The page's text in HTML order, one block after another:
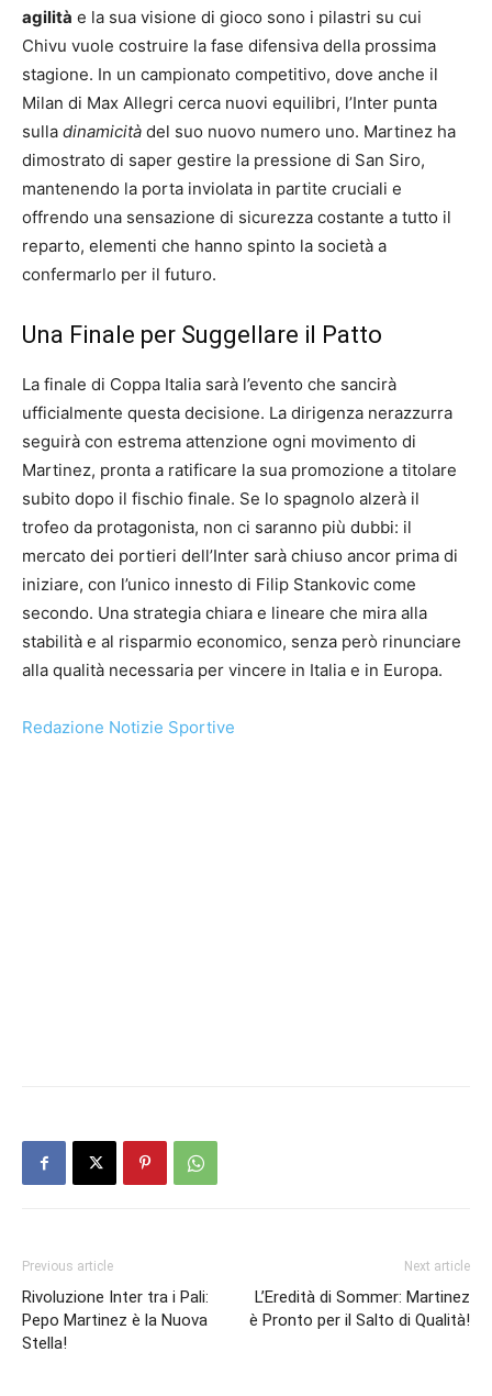
agilità e la sua visione di gioco sono i pilastri su cui
Chivu vuole costruire la fase difensiva della prossima
stagione. In un campionato competitivo, dove anche il
Milan di Max Allegri cerca nuovi equilibri, l’Inter punta
sulla dinamicità del suo nuovo numero uno. Martinez ha
dimostrato di saper gestire la pressione di San Siro,
mantenendo la porta inviolata in partite cruciali e
offrendo una sensazione di sicurezza costante a tutto il
reparto, elementi che hanno spinto la società a
confermarlo per il futuro.
Una Finale per Suggellare il Patto
La finale di Coppa Italia sarà l’evento che sancirà
ufficialmente questa decisione. La dirigenza nerazzurra
seguirà con estrema attenzione ogni movimento di
Martinez, pronta a ratificare la sua promozione a titolare
subito dopo il fischio finale. Se lo spagnolo alzerà il
trofeo da protagonista, non ci saranno più dubbi: il
mercato dei portieri dell’Inter sarà chiuso ancor prima di
iniziare, con l’unico innesto di Filip Stankovic come
secondo. Una strategia chiara e lineare che mira alla
stabilità e al risparmio economico, senza però rinunciare
alla qualità necessaria per vincere in Italia e in Europa.
Redazione Notizie Sportive
Previous article
Rivoluzione Inter tra i Pali:
Pepo Martinez è la Nuova
Stella!
Next article
L’Eredità di Sommer: Martinez
è Pronto per il Salto di Qualità!